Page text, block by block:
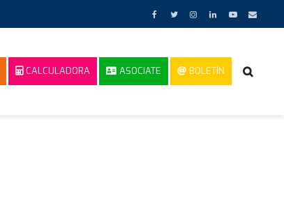
CALCULADORA ASOCIATE BOLETÍN